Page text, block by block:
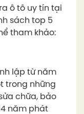
ô tô uy tín tại
sách top 5
tham khảo:
lập từ năm
trong những
chữa, bảo
năm phát